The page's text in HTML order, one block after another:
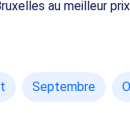
au meilleur
Septembre